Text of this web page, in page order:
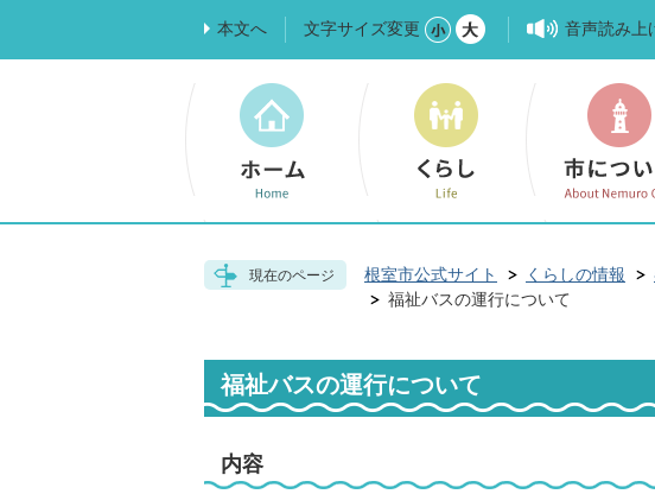
本文へ 文字サイズ変更 音声読み上
現在のページ 根室市公式サイト くらしの情報
福祉バスの運行について
福祉バスの運行について
内容